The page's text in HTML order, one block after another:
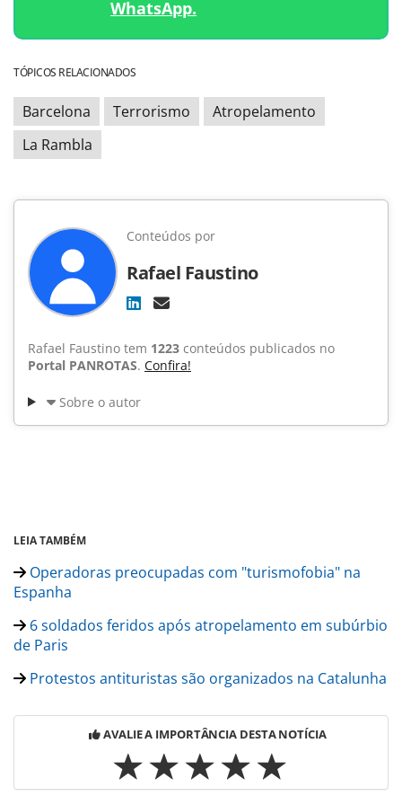
WhatsApp.
TÓPICOS RELACIONADOS
Barcelona Terrorismo
Atropelamento
La Rambla
Conteúdos por
Rafael Faustino
Rafael Faustino tem 1223 conteúdos publicados no
Portal PANROTAS. Confira!
Sobre o autor
LEIA TAMBÉM
Operadoras preocupadas com "turismofobia" na
Espanha
6 soldados feridos após atropelamento em subúrbio
de Paris
Protestos antituristas são organizados na Catalunha
AVALIE A IMPORTÂNCIA DESTA NOTÍCIA